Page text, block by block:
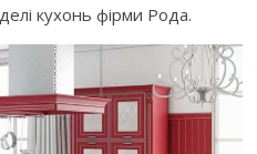
кухонь фірми Рода.